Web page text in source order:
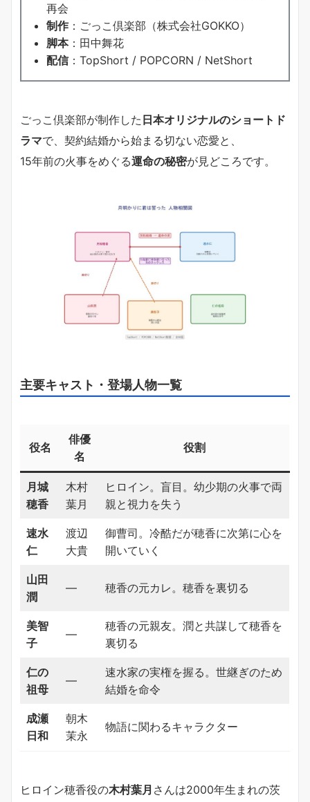
再会
制作 ：ごっこ倶楽部（株式会社GOKKO）
脚本：田中舞花
配信：TopShort / POPCORN / NetShort
ごっこ倶楽部が制作した 日本オリジナルのショートド
ラマで、契約結婚から始まる切ない恋愛と、
15年前の火事をめぐる運命の秘密が見どころです。
主要キャスト・登場人物一覧
役名
俳優
名
役割
月城
穂香
木村
葉月
ヒロイン。盲目。幼少期の火事で両
親と視力を失う
速水
仁
渡辺
大貴
御曹司。冷酷だが穂香に次第に心を
開いていく
山田
潤
― 穂香の元カレ。穂香を裏切る
美智
子
―
穂香の元親友。潤と共謀して穂香を
裏切る
仁の
祖母
―
速水家の実権を握る。世継ぎのため
結婚を命令
成瀬
日和
朝木
茉永
物語に関わるキャラクター
ヒロイン穂香役の木村葉月 さんは2000年生まれの茨